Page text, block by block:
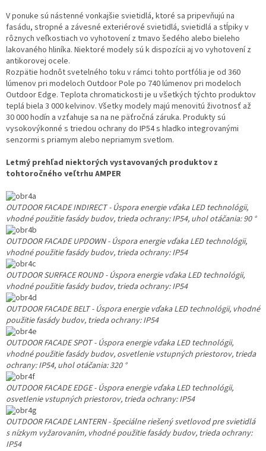
V ponuke sú nástenné vonkajšie svietidlá, ktoré sa pripevňujú na
fasádu, stropné a závesné exteriérové svietidlá, svietidlá a stĺpiky v
rôznych veľkostiach vo vyhotovení z tmavo šedého alebo bieleho
lakovaného hliníka. Niektoré modely sú k dispozícii aj vo vyhotovení z
antikorovej ocele.
Rozpätie hodnôt svetelného toku v rámci tohto portfólia je od 360
lúmenov pri modeloch Outdoor Pole po 740 lúmenov pri modeloch
Outdoor Edge. Teplota chromatickosti je u všetkých týchto produktov
teplá biela 3 000 kelvinov. Všetky modely majú menovitú životnosť až
30 000 hodín a vzťahuje sa na ne päťročná záruka. Produkty sú
vysokovýkonné s triedou ochrany do IP54 s hladko integrovanými
senzormi s priamym alebo nepriamym svetlom.
Letmý prehľad niektorých vystavovaných produktov z
tohtoročného veľtrhu AMPER
OUTDOOR FACADE INDIRECT - Úspora energie vďaka LED technológii,
vhodné použitie fasády budov, trieda ochrany: IP54, uhol otáčania: 90 °
OUTDOOR FACADE UPDOWN - Úspora energie vďaka LED technológii,
vhodné použitie fasády budov, trieda ochrany: IP54
OUTDOOR SURFACE ROUND - Úspora energie vďaka LED technológii,
vhodné použitie fasády budov, trieda ochrany: IP54
OUTDOOR FACADE BELT - Úspora energie vďaka LED technológii, vhodné
použitie fasády budov, trieda ochrany: IP54
OUTDOOR FACADE SPOT - Úspora energie vďaka LED technológii,
vhodné použitie fasády budov, osvetlenie vstupných priestorov, trieda
ochrany: IP54, uhol otáčania: 320 °
OUTDOOR FACADE EDGE - Úspora energie vďaka LED technológii,
osvetlenie vstupných priestorov, trieda ochrany: IP54
OUTDOOR FACADE LANTERN - špeciálne riešený svetlovod pre svietidlá
s nízkym vyžarovaním, vhodné použitie fasády budov, trieda ochrany:
IP54